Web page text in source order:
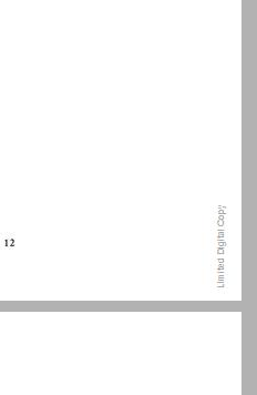
1 בקשתו של קפקא להישכח ... 13